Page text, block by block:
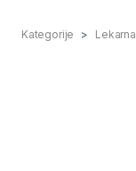
Kategorije Lekarna